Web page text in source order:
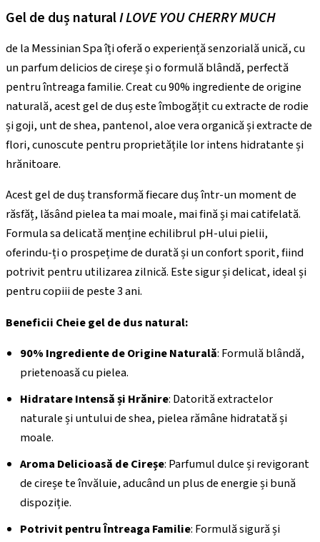
Gel de duș naturalI LOVE YOU CHERRY MUCH
de la Messinian Spa îți oferă o experiență senzorială unică, cu
un parfum delicios de cireșe și o formulă blândă, perfectă
pentru întreaga familie. Creat cu 90% ingrediente de origine
naturală, acest gel de duș este îmbogățit cu extracte de rodie
și goji, unt de shea, pantenol, aloe vera organică și extracte de
flori, cunoscute pentru proprietățile lor intens hidratante și
hrănitoare.
Acest gel de duș transformă fiecare duș într-un moment de
răsfăț, lăsând pielea ta mai moale, mai fină și mai catifelată.
Formula sa delicată menține echilibrul pH-ului pielii,
oferindu-ți o prospețime de durată și un confort sporit, fiind
potrivit pentru utilizarea zilnică. Este sigur și delicat, ideal și
pentru copiii de peste 3 ani.
Beneficii Cheie gel de dus natural:
90% Ingrediente de Origine Naturală: Formulă blândă,
prietenoasă cu pielea.
Hidratare Intensă și Hrănire: Datorită extractelor
naturale și untului de shea, pielea rămâne hidratată și
moale.
Aroma Delicioasă de Cireșe: Parfumul dulce și revigorant
de cireșe te învăluie, aducând un plus de energie și bună
dispoziție.
Potrivit pentru Întreaga Familie: Formulă sigură și